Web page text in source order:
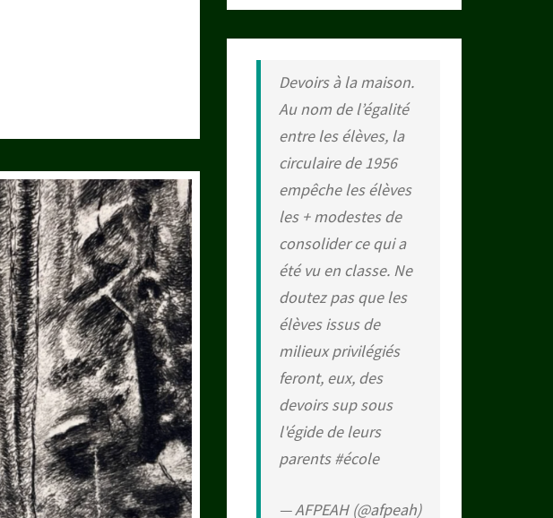
Devoirs à la maison.
Au nom de l’égalité
entre les élèves, la
circulaire de 1956
empêche les élèves
les + modestes de
consolider ce qui a
été vu en classe. Ne
doutez pas que les
élèves issus de
milieux privilégiés
feront, eux, des
devoirs sup sous
l'égide de leurs
parents#école
— AFPEAH (@afpeah)